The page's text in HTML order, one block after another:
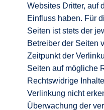
Websites Dritter, auf
Einfluss haben. Für
Seiten ist stets der
Betreiber der Seiten
Zeitpunkt der
Seiten auf mögliche
Rechtswidrige
Verlinkung nicht
Überwachung der